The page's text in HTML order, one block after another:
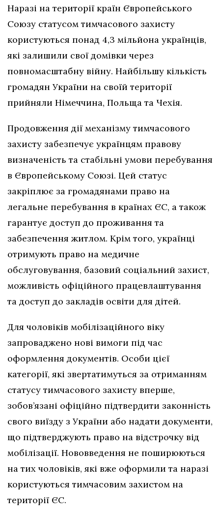
Наразі на території країн Європейського
Союзу статусом тимчасового захисту
користуються понад 4,3 мільйона українців,
які залишили свої домівки через
повномасштабну війну. Найбільшу кількість
громадян України на своїй території
прийняли Німеччина, Польща та Чехія.
Продовження дії механізму тимчасового
захисту забезпечує українцям правову
визначеність та стабільні умови перебування
в Європейському Союзі. Цей статус
закріплює за громадянами право на
легальне перебування в країнах ЄС, а також
гарантує доступ до проживання та
забезпечення житлом. Крім того, українці
отримують право на медичне
обслуговування, базовий соціальний захист,
можливість офіційного працевлаштування
та доступ до закладів освіти для дітей.
Для чоловіків мобілізаційного віку
запроваджено нові вимоги під час
оформлення документів. Особи цієї
категорії, які звертатимуться за отриманням
статусу тимчасового захисту вперше,
зобов’язані офіційно підтвердити законність
свого виїзду з України або надати документи,
що підтверджують право на відстрочку від
мобілізації. Нововведення не поширюються
на тих чоловіків, які вже оформили та наразі
користуються тимчасовим захистом на
території ЄС.